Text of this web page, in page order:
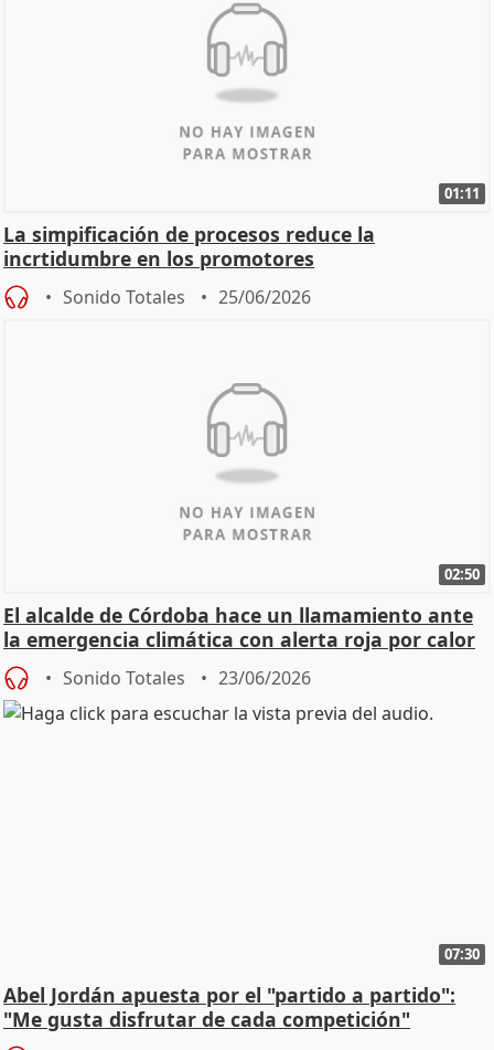
01:11
La simpificación de procesos reduce la
incrtidumbre en los promotores
Sonido Totales 25/06/2026
02:50
El alcalde de Córdoba hace un llamamiento ante
la emergencia climática con alerta roja por calor
Sonido Totales 23/06/2026
07:30
Abel Jordán apuesta por el "partido a partido":
"Me gusta disfrutar de cada competición"